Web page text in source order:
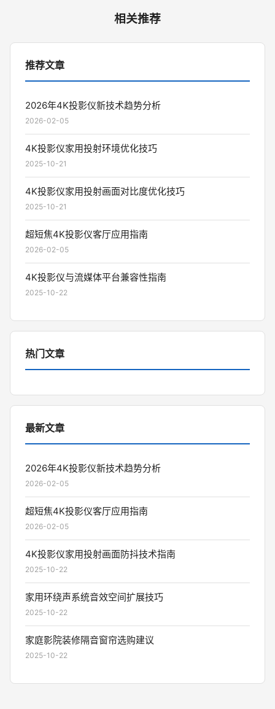
相关推荐
推荐文章
2026年4K投影仪新技术趋势分析
2026-02-05
4K投影仪家用投射环境优化技巧
2025-10-21
4K投影仪家用投射画面对比度优化技巧
2025-10-21
超短焦4K投影仪客厅应用指南
2026-02-05
4K投影仪与流媒体平台兼容性指南
2025-10-22
热门文章
最新文章
2026年4K投影仪新技术趋势分析
2026-02-05
超短焦4K投影仪客厅应用指南
2026-02-05
4K投影仪家用投射画面防抖技术指南
2025-10-22
家用环绕声系统音效空间扩展技巧
2025-10-22
家庭影院装修隔音窗帘选购建议
2025-10-22